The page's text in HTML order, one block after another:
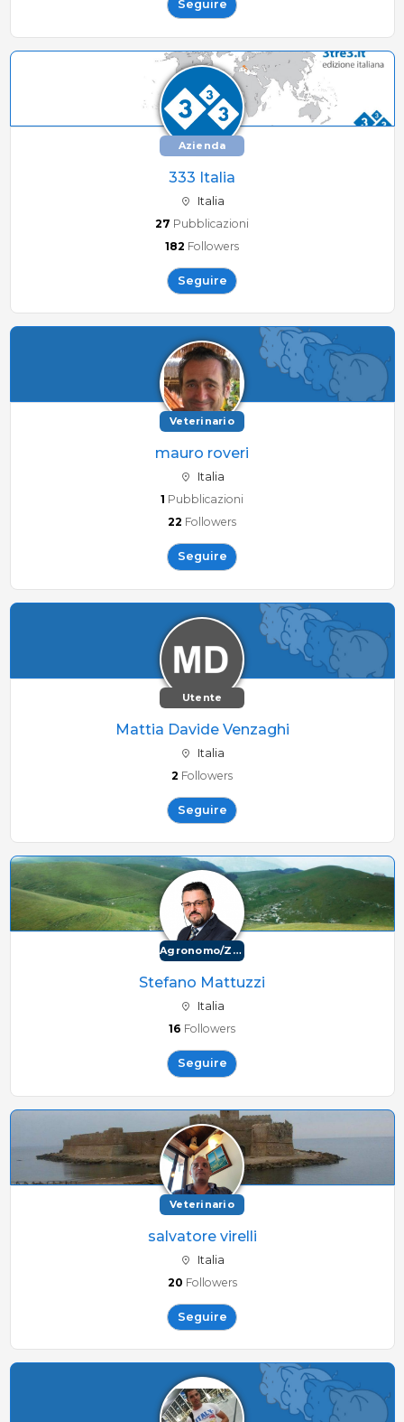
Seguire
Azienda
333 Italia
Italia
27 Pubblicazioni
182 Followers
Seguire
Veterinario
mauro roveri
Italia
1 Pubblicazioni
22 Followers
Seguire
Utente
Mattia Davide Venzaghi
Italia
2 Followers
Seguire
Agronomo/Zootecnico
Stefano Mattuzzi
Italia
16 Followers
Seguire
Veterinario
salvatore virelli
Italia
20 Followers
Seguire